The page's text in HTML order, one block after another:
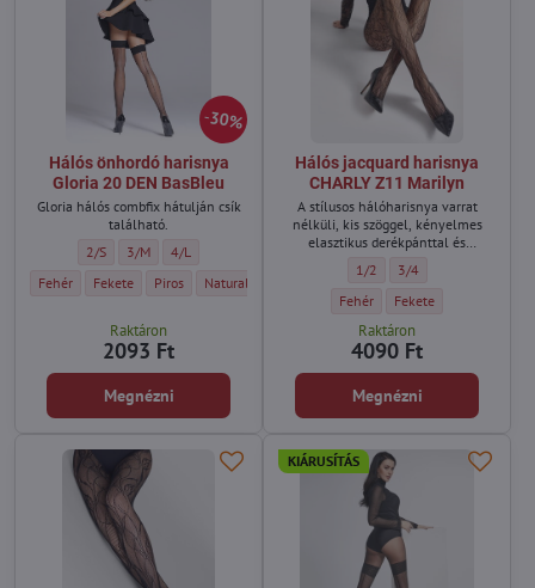
30%
Hálós önhordó harisnya
Gloria 20 DEN BasBleu
Gloria hálós combfix hátulján csík
található.
Hálós önhordó harisnya Gloria 20 DEN BasBleu - Méret:
2/S Hálós önhordó harisnya Gloria 20 DEN BasBleu - Méret:
3/M Hálós önhordó harisnya Gloria 20 DEN BasBleu - Méret:
4/L
Hálós önhordó harisnya Gloria 20 DEN BasBleu - Szín:
Fehér Hálós önhordó harisnya Gloria 20 DEN BasBleu - Szín:
Fekete Hálós önhordó harisnya Gloria 20 DEN BasBleu - Szín:
Piros Hálós önhordó harisnya Gloria 20 DEN BasBleu - Szín:
Natural/világos testszínű
Raktáron
2093 Ft
Megnézni
Hálós jacquard harisnya
CHARLY Z11 Marilyn
A stílusos hálóharisnya varrat
nélküli, kis szöggel, kényelmes
elasztikus derékpánttal és
lábujjakon.
Hálós jacquard harisnya
1/2 Hálós jacquard
3/4
Hálós jacquard harisnya
Fehér Hálós jacquard
Fekete
Raktáron
4090 Ft
Megnézni
KIÁRUSÍTÁS